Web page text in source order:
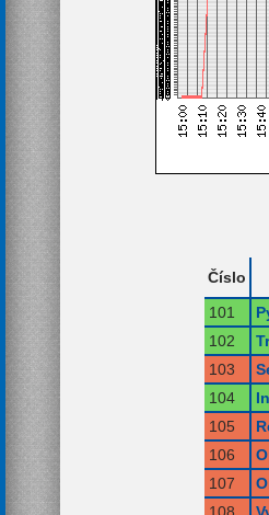
Číslo
101
102
103
104
105
106
107